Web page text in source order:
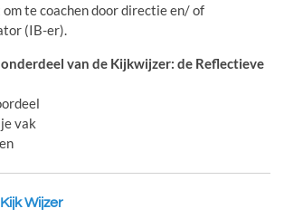
te coachen door directie en/ of
(IB-er).
van de Kijkwijzer: de Reflectieve
vak
Kijk Wijzer